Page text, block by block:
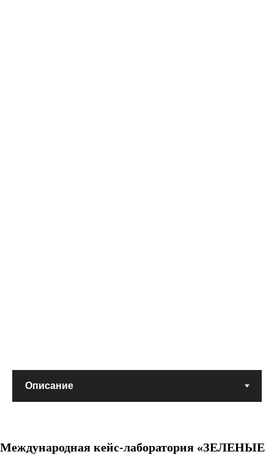
Международная кейс-лаборатория «ЗЕЛЕНЫЕ